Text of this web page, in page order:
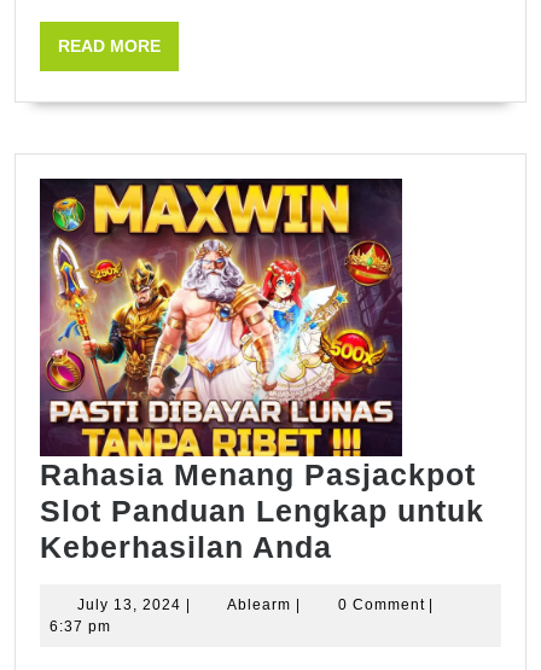
READ MOREREAD
MORE
Rahasia Menang Pasjackpot
Slot Panduan Lengkap untuk
Keberhasilan Anda
Pasjackpot
July 13, 2024 July
Ablearm Ablearm0 Comment
6:37 pm